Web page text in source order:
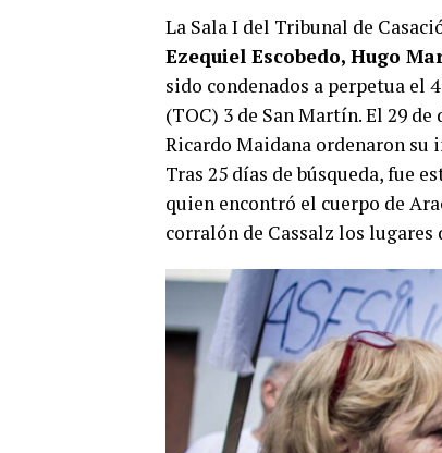
La Sala I del Tribunal de
Ezequiel Escobedo, Hugo
sido condenados a perpetua el
(TOC) 3 de San Martín. El 29
Ricardo Maidana ordenaron
Tras 25 días de búsqueda, fue
quien encontró el cuerpo de
corralón de Cassalz los